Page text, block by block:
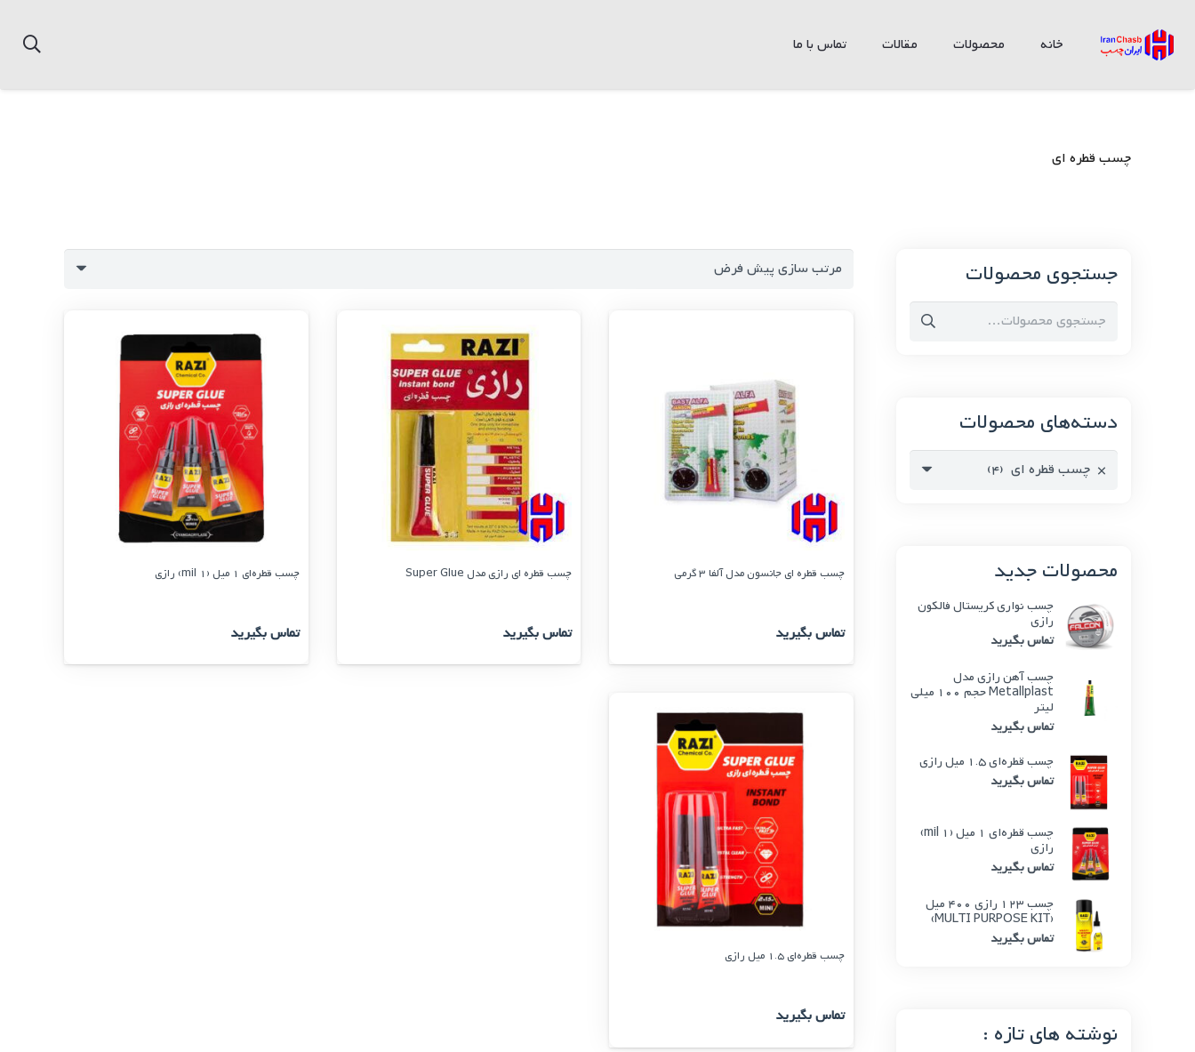
خانه محصولات مقالات تماس با ما
چسب قطره ای
جستجوی محصولات
جستجو
دسته‌های محصولات
× چسب قطره ای (4)
محصولات جدید
چسب نواری کریستال فالکون
رازی
تماس بگیرید
چسب آهن رازی مدل
Metallplast حجم 100 میلی
لیتر
تماس بگیرید
چسب قطره‌ای 1.5 میل رازی
تماس بگیرید
چسب قطره‌ای 1 میل (1 mil)
رازی
تماس بگیرید
چسب 123 رازی 400 میل
(MULTI PURPOSE KIT)
تماس بگیرید
نوشته های تازه :
چسب قطره ای جانسون مدل آلفا 3 گرمی
تماس بگیرید
چسب قطره ای رازی مدل Super Glue
تماس بگیرید
چسب قطره‌ای 1 میل (1 mil) رازی
تماس بگیرید
چسب قطره‌ای 1.5 میل رازی
تماس بگیرید